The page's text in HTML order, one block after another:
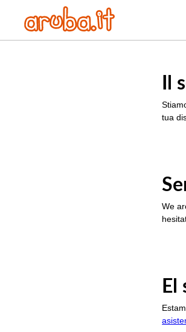
Il
tua
We